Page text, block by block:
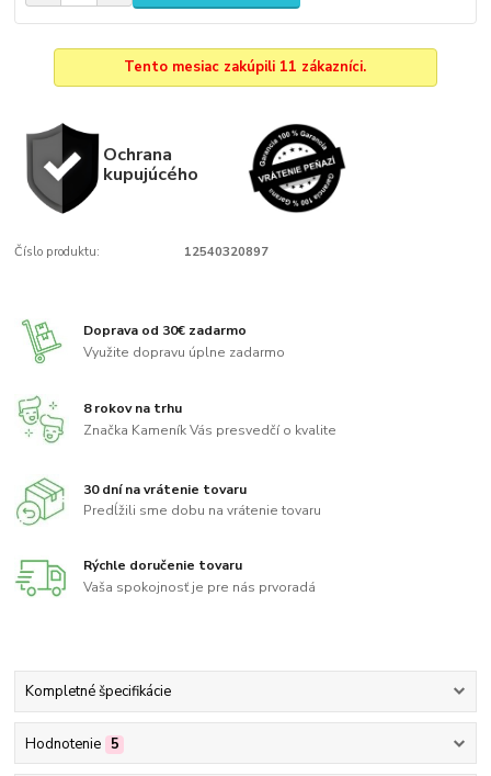
Tento mesiac zakúpili 11 zákazníci.
Ochrana
kupujúcého
Číslo produktu: 12540320897
Doprava od 30€ zadarmo
Využite dopravu úplne zadarmo
8 rokov na trhu
Značka Kameník Vás presvedčí o kvalite
30 dní na vrátenie tovaru
Predĺžili sme dobu na vrátenie tovaru
Rýchle doručenie tovaru
Vaša spokojnosť je pre nás prvoradá
Kompletné špecifikácie
Hodnotenie 5